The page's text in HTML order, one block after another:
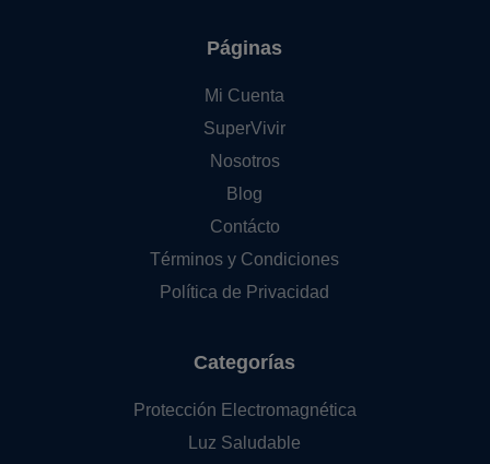
Páginas
Mi Cuenta
SuperVivir
Nosotros
Blog
Contácto
Términos y Condiciones
Política de Privacidad
Categorías
Protección Electromagnética
Luz Saludable